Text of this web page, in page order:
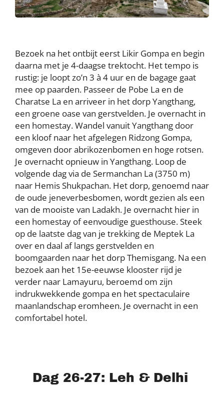
Bezoek na het ontbijt eerst Likir Gompa en begin
daarna met je 4-daagse trektocht. Het tempo is
rustig: je loopt zo’n 3 à 4 uur en de bagage gaat
mee op paarden. Passeer de Pobe La en de
Charatse La en arriveer in het dorp Yangthang,
een groene oase van gerstvelden. Je overnacht in
een homestay. Wandel vanuit Yangthang door
een kloof naar het afgelegen Ridzong Gompa,
omgeven door abrikozenbomen en hoge rotsen.
Je overnacht opnieuw in Yangthang. Loop de
volgende dag via de Sermanchan La (3750 m)
naar Hemis Shukpachan. Het dorp, genoemd naar
de oude jeneverbesbomen, wordt gezien als een
van de mooiste van Ladakh. Je overnacht hier in
een homestay of eenvoudige guesthouse. Steek
op de laatste dag van je trekking de Meptek La
over en daal af langs gerstvelden en
boomgaarden naar het dorp Themisgang. Na een
bezoek aan het 15e-eeuwse klooster rijd je
verder naar Lamayuru, beroemd om zijn
indrukwekkende gompa en het spectaculaire
maanlandschap eromheen. Je overnacht in een
comfortabel hotel.
Dag 26-27: Leh & Delhi